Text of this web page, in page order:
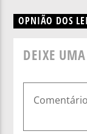
OPNIÃO DOS
DEIXE